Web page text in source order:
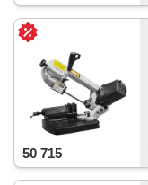
50 715